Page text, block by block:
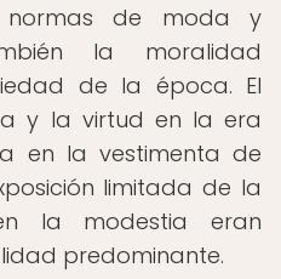
de moda y
la moralidad
de la época. El
y la virtud en la era
en la vestimenta de
limitada de la
la modestia eran
predominante.